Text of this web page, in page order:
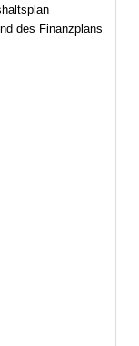
des Finanzplans